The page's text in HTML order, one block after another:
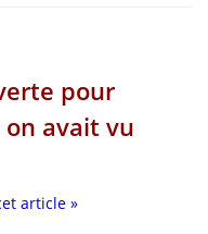
pour
avait vu
article »